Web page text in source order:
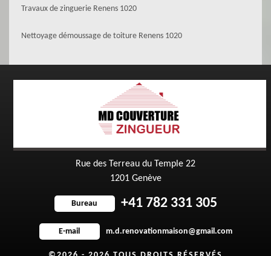
Travaux de zinguerie Renens 1020
Nettoyage démoussage de toiture Renens 1020
Rue des Terreau du Temple 22
1201 Genève
Bureau +41 782 331 305
E-mail m.d.renovationmaison@gmail.com